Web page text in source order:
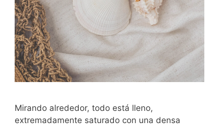
Mirando alrededor, todo está lleno,
extremadamente saturado con una densa